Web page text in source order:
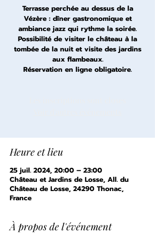
Terrasse perchée au dessus de la
Vézère : dîner gastronomique et
ambiance jazz qui rythme la soirée.
Possibilité de visiter le château à la
tombée de la nuit et visite des jardins
aux flambeaux.
Réservation en ligne obligatoire.
Heure et lieu
25 juil. 2024, 20:00 – 23:00
Château et Jardins de Losse, All. du
Château de Losse, 24290 Thonac,
France
À propos de l'événement